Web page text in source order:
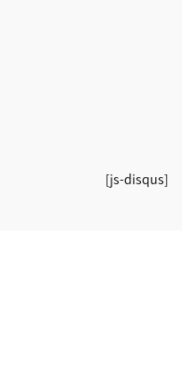
[js-disqus]